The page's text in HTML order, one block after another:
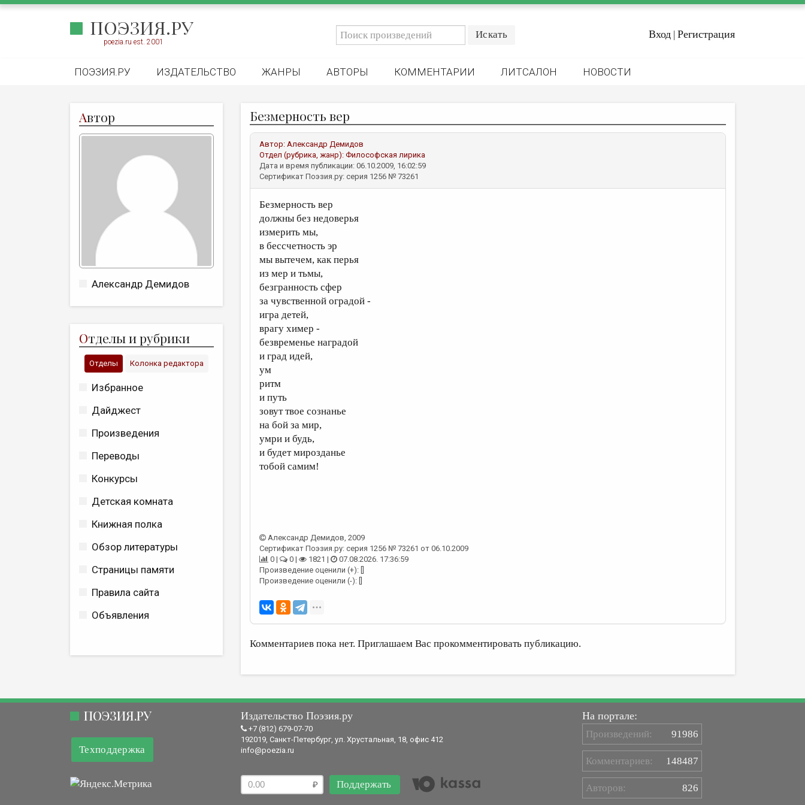
ПОЭЗИЯ.РУ
poezia.ru est. 2001
Вход | Регистрация
ПОЭЗИЯ.РУ ИЗДАТЕЛЬСТВО ЖАНРЫ АВТОРЫ КОММЕНТАРИИ ЛИТСАЛОН НОВОСТИ
Автор
Александр Демидов
Отделы и рубрики
Отделы Колонка редактора
Избранное
Дайджест
Произведения
Переводы
Конкурсы
Детская комната
Книжная полка
Обзор литературы
Страницы памяти
Правила сайта
Объявления
Безмерность вер
Автор: Александр Демидов
Отдел (рубрика, жанр): Философская лирика
Дата и время публикации: 06.10.2009, 16:02:59
Сертификат Поэзия.ру: серия 1256 № 73261
Безмерность вер
должны без недоверья
измерить мы,
в бессчетность эр
мы вытечем, как перья
из мер и тьмы,
безгранность сфер
за чувственной оградой -
игра детей,
врагу химер -
безвременье наградой
и град идей,
ум
ритм
и путь
зовут твое сознанье
на бой за мир,
умри и будь,
и будет мирозданье
тобой самим!
Александр Демидов, 2009
Сертификат Поэзия.ру: серия 1256 № 73261 от 06.10.2009
0 |
0 | 1821 |
07.08.2026. 17:36:59
Произведение оценили (+): []
Произведение оценили (-): []
Комментариев пока нет. Приглашаем Вас прокомментировать публикацию.
ПОЭЗИЯ.РУ
Техподдержка
Издательство Поэзия.ру
+7 (812) 679-07-70
192019, Санкт-Петербург, ул. Хрустальная, 18, офис 412
info@poezia.ru
Поддержать
На портале:
Произведений: 91986
Комментариев: 148487
Авторов: 826